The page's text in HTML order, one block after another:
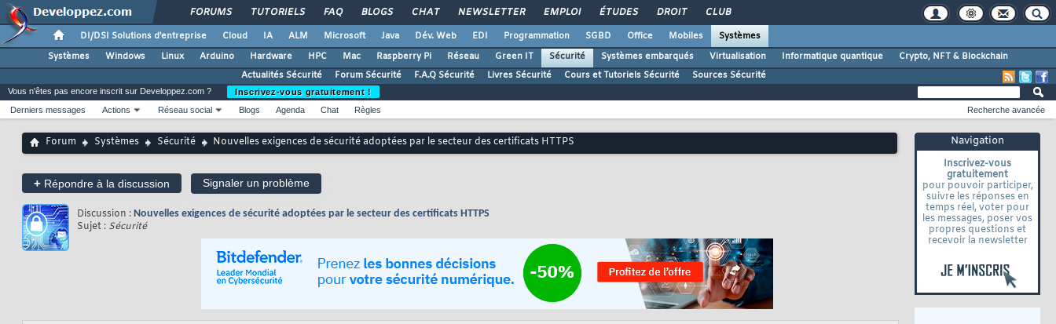
FORUMS TUTORIELS FAQ BLOGS CHAT NEWSLETTER EMPLOI ÉTUDES DROIT CLUB
DI/DSI Solutions d'entreprise Cloud IA ALM Microsoft Java Dév. Web EDI Programmation SGBD Office Mobiles
Systèmes
Systèmes
Windows Linux Arduino Hardware HPC Mac Raspberry Pi Réseau Green IT Sécurité Systèmes embarqués Virtualisation Informatique quantique
Crypto, NFT & Blockchain
Actualités Sécurité
Forum Sécurité F.A.Q Sécurité Livres Sécurité Cours et Tutoriels Sécurité Sources Sécurité
Navigation
Inscrivez-vous
gratuitement
pour pouvoir participer,
suivre les réponses en
temps réel, voter pour
les messages, poser vos
propres questions et
recevoir la newsletter
Vous n'êtes pas encore inscrit sur Developpez.com ?
Inscrivez-vous gratuitement !
Derniers messages
Actions Réseau social Blogs Agenda Chat Règles Recherche avancée
Forum Systèmes Sécurité Nouvelles exigences de sécurité adoptées par le secteur des certificats HTTPS
+ Répondre à la discussion Signaler un problème
Discussion : Nouvelles exigences de sécurité adoptées par le secteur des certificats HTTPS
Sujet : Sécurité